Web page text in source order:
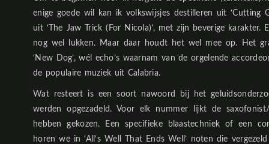
enige goede wil kan ik volkswijsjes destilleren uit ‘Cutting
uit ‘The Jaw Trick (For Nicola)’, met zijn beverige
nog wel lukken. Maar daar houdt het wel mee op. Het
‘New Dog’, wél echo’s waarnam van de orgelende
de populaire muziek uit Calabria.
Wat resteert is een soort nawoord bij het
werden opgezadeld. Voor elk nummer lijkt de
hebben gekozen. Een specifieke blaastechniek of een
horen we in ‘All’s Well That Ends Well’ noten die